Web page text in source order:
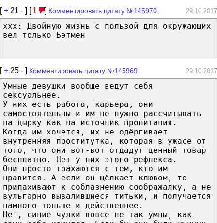
[+ 21 - ] [ 1 ] Комментировать цитату №145970 29.10.2017
xxx: Двойную жизнь с пользой для окружающих
вел только Бэтмен
[+ 25 - ] Комментировать цитату №145969 29.10.2017
Умные девушки вообще ведут себя
сексуальнее.
У них есть работа, карьера, они
самостоятельны и им не нужно рассчитывать
на дырку как на источник пропитания.
Когда им хочется, их не одёргивает
внутренняя проститутка, которая в ужасе от
того, что они вот-вот отдадут ценный товар
бесплатно. Нет у них этого рефлекса.
Они просто трахаются с тем, кто им
нравится. А если он щёлкает клювом, то
припахивают к соблазнению соображалку, а не
вульгарно вывалившиеся титьки, и получается
намного тоньше и действеннее.
Нет, синие чулки вовсе не так умны, как